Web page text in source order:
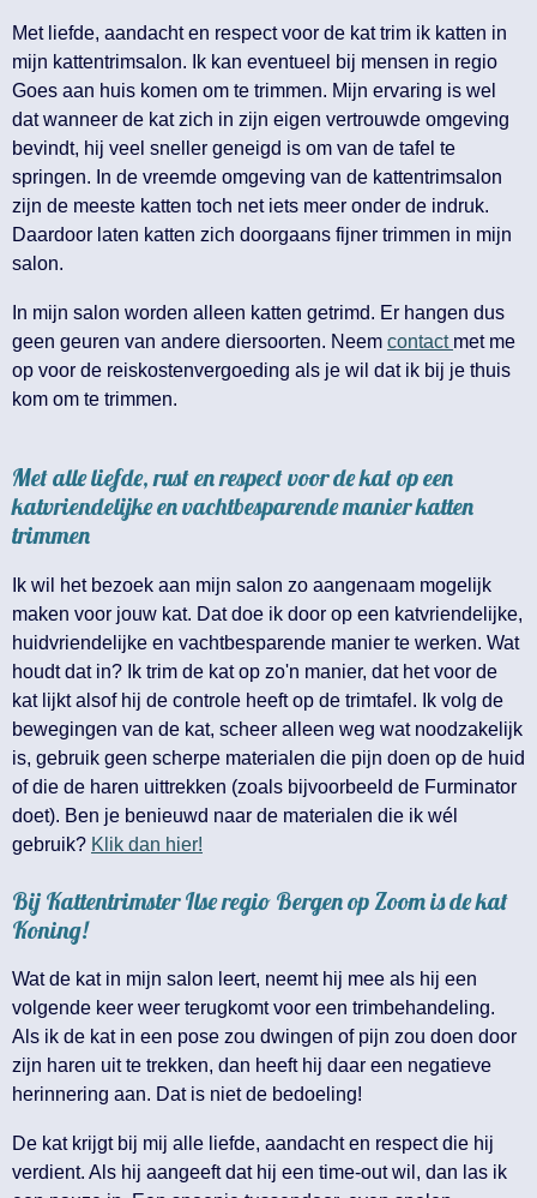
Met liefde, aandacht en respect voor de kat trim ik katten in
mijn kattentrimsalon. Ik kan eventueel bij mensen in regio
Goes aan huis komen om te trimmen. Mijn ervaring is wel
dat wanneer de kat zich in zijn eigen vertrouwde omgeving
bevindt, hij veel sneller geneigd is om van de tafel te
springen. In de vreemde omgeving van de kattentrimsalon
zijn de meeste katten toch net iets meer onder de indruk.
Daardoor laten katten zich doorgaans fijner trimmen in mijn
salon.
In mijn salon worden alleen katten getrimd. Er hangen dus
geen geuren van andere diersoorten. Neem contact met me
op voor de reiskostenvergoeding als je wil dat ik bij je thuis
kom om te trimmen.
Met alle liefde, rust en respect voor de kat op een
katvriendelijke en vachtbesparende manier katten
trimmen
Ik wil het bezoek aan mijn salon zo aangenaam mogelijk
maken voor jouw kat. Dat doe ik door op een katvriendelijke,
huidvriendelijke en vachtbesparende manier te werken. Wat
houdt dat in? Ik trim de kat op zo'n manier, dat het voor de
kat lijkt alsof hij de controle heeft op de trimtafel. Ik volg de
bewegingen van de kat, scheer alleen weg wat noodzakelijk
is, gebruik geen scherpe materialen die pijn doen op de huid
of die de haren uittrekken (zoals bijvoorbeeld de Furminator
doet). Ben je benieuwd naar de materialen die ik wél
gebruik? Klik dan hier!
Bij Kattentrimster Ilse regio Bergen op Zoom is de kat
Koning!
Wat de kat in mijn salon leert, neemt hij mee als hij een
volgende keer weer terugkomt voor een trimbehandeling.
Als ik de kat in een pose zou dwingen of pijn zou doen door
zijn haren uit te trekken, dan heeft hij daar een negatieve
herinnering aan. Dat is niet de bedoeling!
De kat krijgt bij mij alle liefde, aandacht en respect die hij
verdient. Als hij aangeeft dat hij een time-out wil, dan las ik